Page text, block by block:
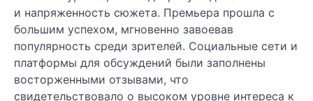
и напряженность сюжета. Премьера прошла с
большим успехом, мгновенно завоевав
популярность среди зрителей. Социальные сети и
платформы для обсуждений были заполнены
восторженными отзывами, что
свидетельствовало о высоком уровне интереса к